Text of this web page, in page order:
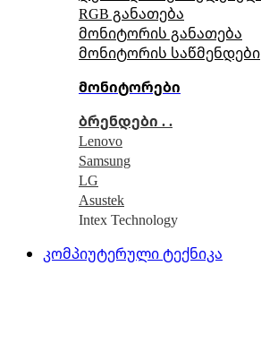
RGB განათება
მონიტორის განათება
მონიტორის საწმენდები
მონიტორები
ბრენდები . .
Lenovo
Samsung
LG
Asustek
Intex Technology
კომპიუტერული ტექნიკა